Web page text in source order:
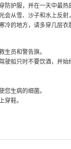
防护服，并在一天中最热
会从雪、沙子和水上反
冷的地方，请多穿几层
生员和警告旗。
驶船只时不要饮酒，并始
您生病的细菌。
穿鞋。